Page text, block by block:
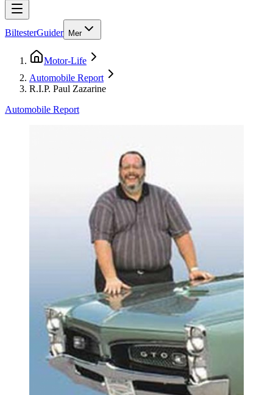
BiltesterGuider Mer
Motor-Life
Automobile Report
R.I.P. Paul Zazarine
Automobile Report